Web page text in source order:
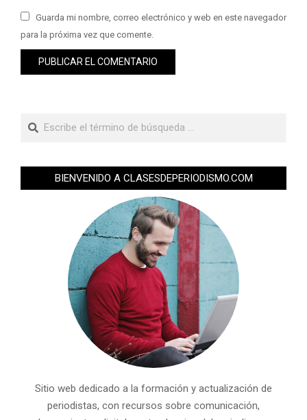
Guarda mi nombre, correo electrónico y web en este navegador
para la próxima vez que comente.
BIENVENIDO A CLASESDEPERIODISMO.COM
Sitio web dedicado a la formación y actualización de
periodistas, con recursos sobre comunicación,